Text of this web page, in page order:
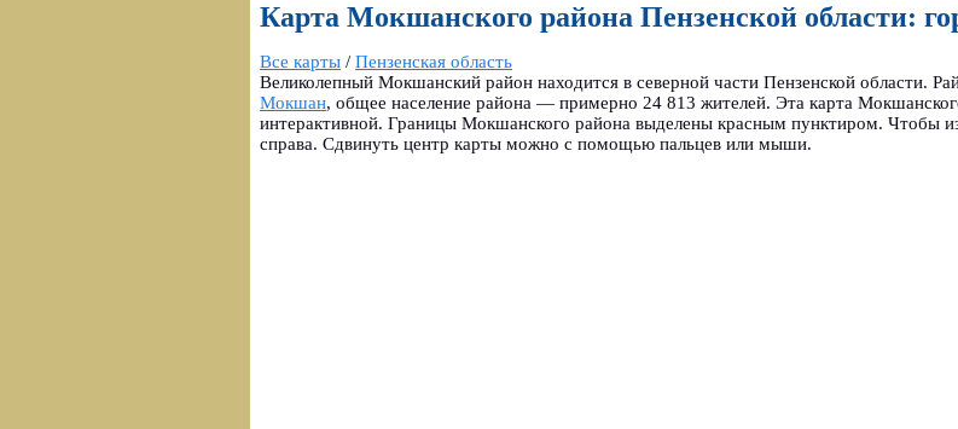
Карта Мокшанского района Пензенской области:
Все карты / Пензенская область
Великолепный Мокшанский район находится в северной части Пензенской области.
Мокшан, общее население района — примерно 24 813 жителей. Эта карта
интерактивной. Границы Мокшанского района выделены красным пунктиром. Чтобы
справа. Сдвинуть центр карты можно с помощью пальцев или мыши.